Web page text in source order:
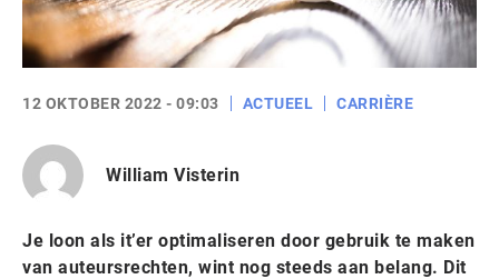
12 OKTOBER 2022 - 09:03 ACTUEEL CARRIÈRE
William Visterin
Je loon als it’er optimaliseren door gebruik te maken
van auteursrechten, wint nog steeds aan belang. Dit